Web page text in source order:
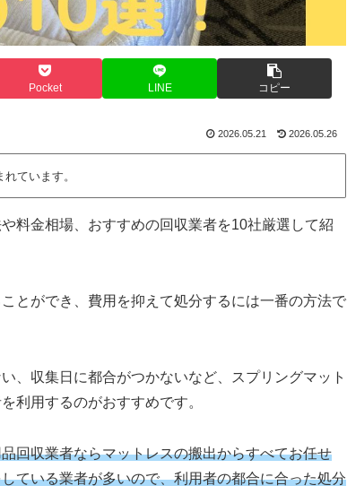
Pocket LINE コピー
2026.05.21 2026.05.26
ています。
料金相場、おすすめの回収業者を10社厳選して紹
とができ、費用を抑えて処分するには一番の方法で
、収集日に都合がつかないなど、スプリングマット
利用するのがおすすめです。
回収業者ならマットレスの搬出からすべてお任せ
ている業者が多いので、利用者の都合に合った処分